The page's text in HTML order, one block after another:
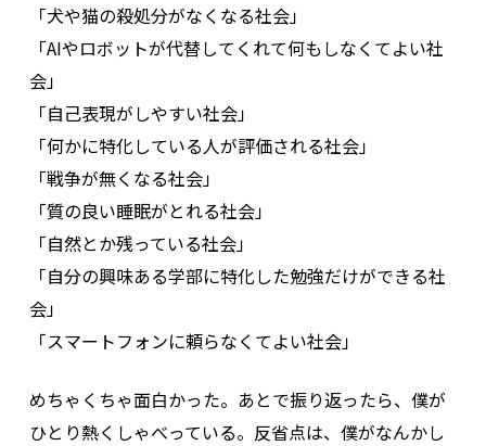
「犬や猫の殺処分がなくなる社会」
「AIやロボットが代替してくれて何もしなくてよい社
会」
「自己表現がしやすい社会」
「何かに特化している人が評価される社会」
「戦争が無くなる社会」
「質の良い睡眠がとれる社会」
「自然とか残っている社会」
「自分の興味ある学部に特化した勉強だけができる社
会」
「スマートフォンに頼らなくてよい社会」
めちゃくちゃ面白かった。あとで振り返ったら、僕が
ひとり熱くしゃべっている。反省点は、僕がなんかし